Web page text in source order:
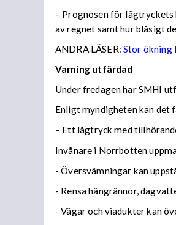
– Prognosen för lågtryckets
av regnet samt hur blåsigt
ANDRA LÄSER: Stor ökning
Varning utfärdad
Under fredagen har SMHI
Enligt myndigheten kan det
– Ett lågtryck med
Invånare i Norrbotten
- Översvämningar kan
- Rensa hängrännor,
- Vägar och viadukter kan